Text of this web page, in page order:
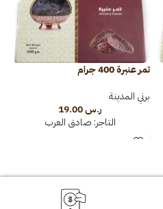
تمر عنبرة 400 جرام
برني المدينة
ر.س
التاجر: صادق العرب